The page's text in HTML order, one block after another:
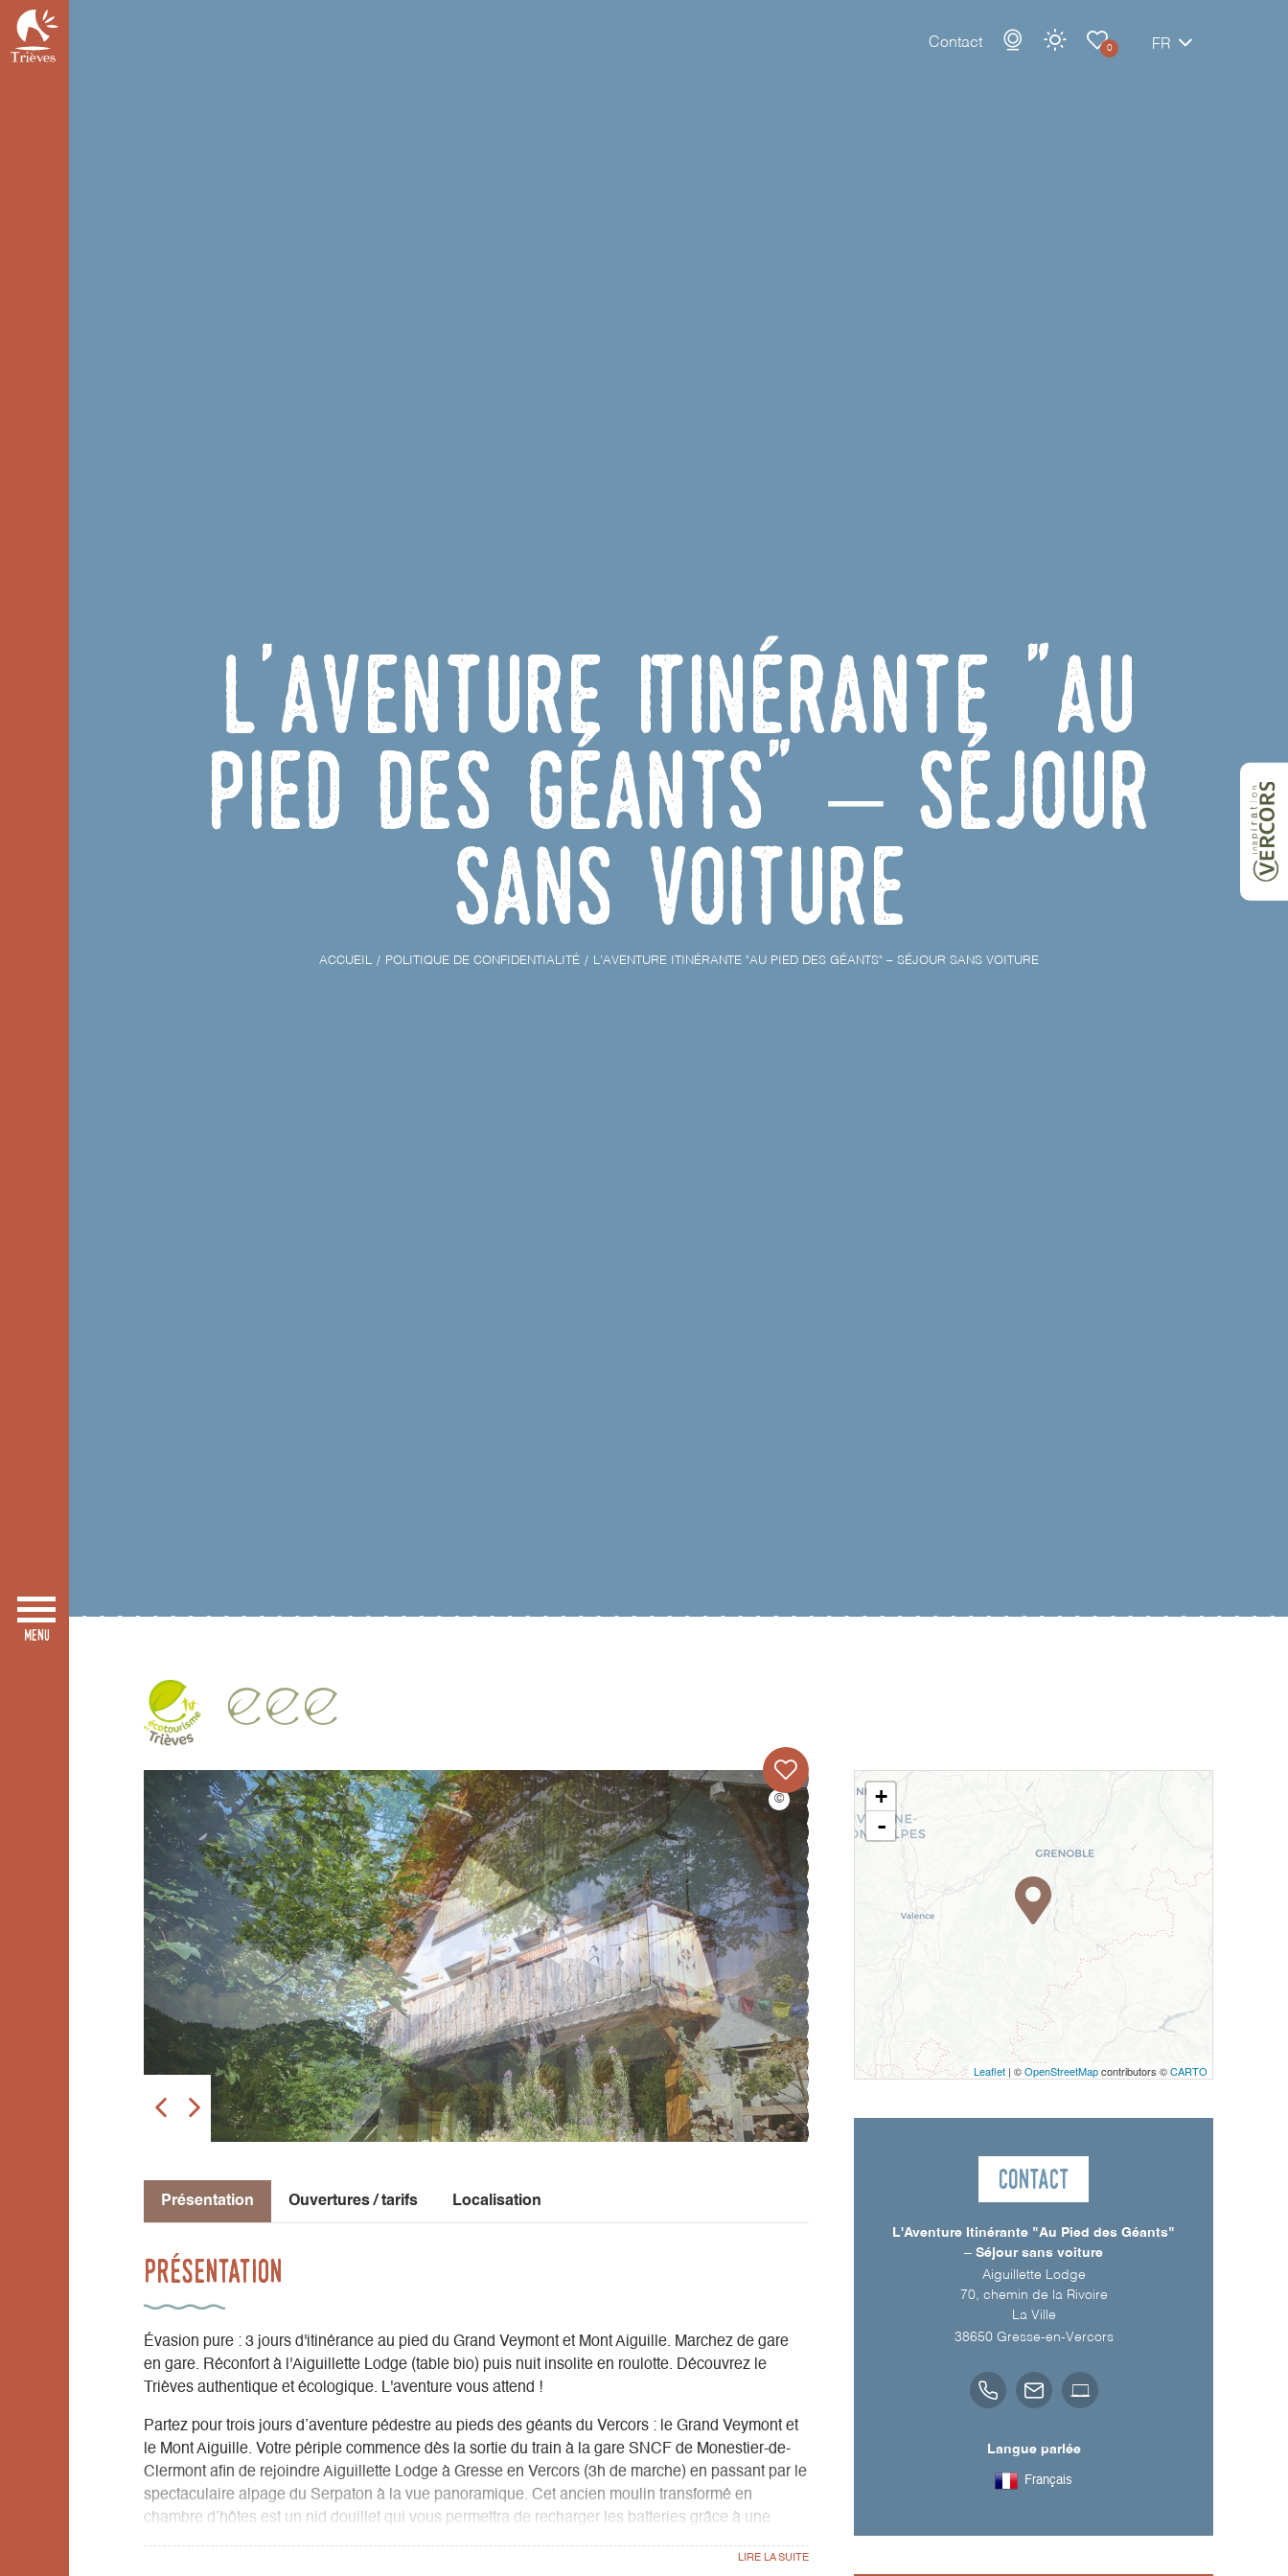
Contact 0 FR
L'Aventure Itinérante "Au
Pied des Géants" – Séjour
sans voiture
ACCUEIL POLITIQUE DE CONFIDENTIALITÉ L'AVENTURE ITINÉRANTE "AU PIED DES GÉANTS" – SÉJOUR SANS VOITURE
Présentation Ouvertures / tarifs Localisation
Présentation
Évasion pure : 3 jours d'itinérance au pied du Grand Veymont et Mont Aiguille. Marchez de gare
en gare. Réconfort à l'Aiguillette Lodge (table bio) puis nuit insolite en roulotte. Découvrez le
Trièves authentique et écologique. L'aventure vous attend !
Partez pour trois jours d’aventure pédestre au pieds des géants du Vercors : le Grand Veymont et
le Mont Aiguille. Votre périple commence dès la sortie du train à la gare SNCF de Monestier-de-
Clermont afin de rejoindre Aiguillette Lodge à Gresse en Vercors (3h de marche) en passant par le
spectaculaire alpage du Serpaton à la vue panoramique. Cet ancien moulin transformé en
chambre d’hôtes est un nid douillet qui vous permettra de recharger les batteries grâce à une
Table d'Hôtes biologique et locale faite maison, face aux falaises du Vercors.
+
-
Leaflet | ©OpenStreetMapcontributors ©CARTO
Contact
L'Aventure Itinérante "Au Pied des Géants"
– Séjour sans voiture
Aiguillette Lodge
70, chemin de la Rivoire
La Ville
38650 Gresse-en-Vercors
Langue parlée
Français